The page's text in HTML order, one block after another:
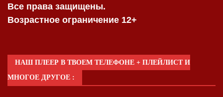
Все права защищены.
Возрастное ограничение 12+
НАШ ПЛЕЕР В ТВОЕМ ТЕЛЕФОНЕ + ПЛЕЙЛИСТ И
МНОГОЕ ДРУГОЕ :